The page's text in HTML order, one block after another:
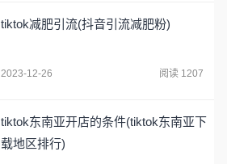
tiktok减肥引流(抖音引流减肥粉)
2023-12-26 阅读 1207
tiktok东南亚开店的条件(tiktok东南亚下
载地区排行)